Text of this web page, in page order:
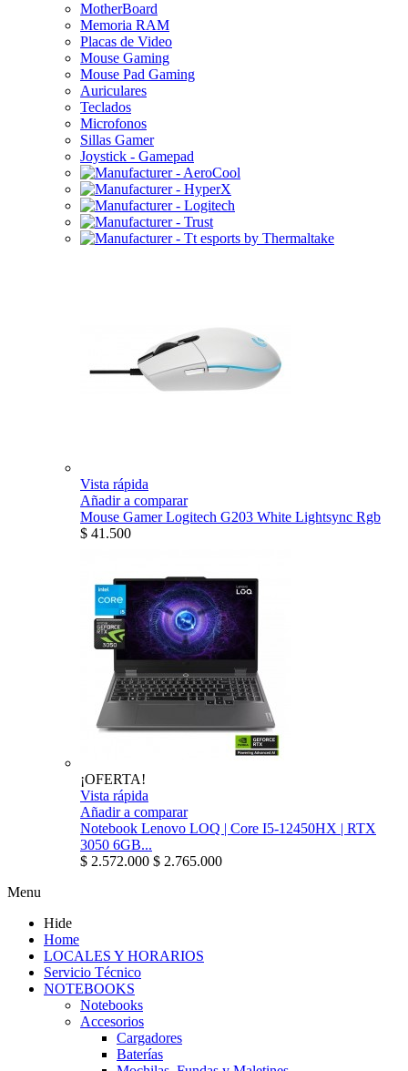
MotherBoard
Memoria RAM
Placas de Video
Mouse Gaming
Mouse Pad Gaming
Auriculares
Teclados
Microfonos
Sillas Gamer
Joystick - Gamepad
Vista rápida
Añadir a comparar
Mouse Gamer Logitech G203 White Lightsync Rgb
$ 41.500
¡OFERTA!
Vista rápida
Añadir a comparar
Notebook Lenovo LOQ | Core I5-12450HX | RTX
3050 6GB...
$ 2.572.000 $ 2.765.000
Menu
Hide
Home
LOCALES Y HORARIOS
Servicio Técnico
NOTEBOOKS
Notebooks
Accesorios
Cargadores
Baterías